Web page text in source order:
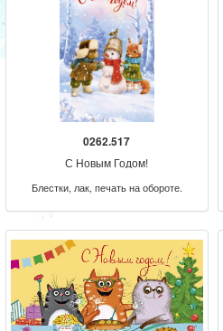
0262.517
С Новым Годом!
Блестки, лак, печать на обороте.